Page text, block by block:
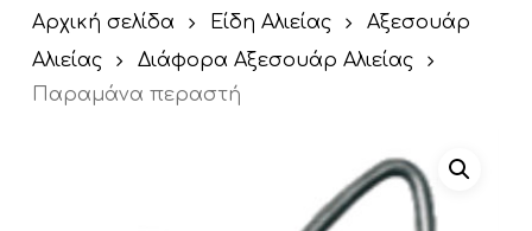
Αρχική σελίδα Είδη Αλιείας
Αξεσουάρ
Αλιείας
Διάφορα Αξεσουάρ Αλιείας
Παραμάνα περαστή